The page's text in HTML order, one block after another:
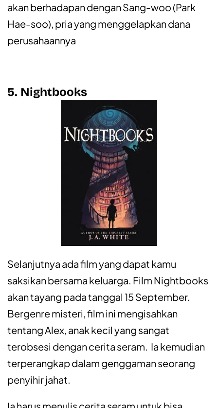
akan berhadapan dengan Sang-woo (Park
Hae-soo), pria yang menggelapkan dana
perusahaannya
5. Nightbooks
Selanjutnya ada film yang dapat kamu
saksikan bersama keluarga. Film Nightbooks
akan tayang pada tanggal 15 September.
Bergenre misteri, film ini mengisahkan
tentang Alex, anak kecil yang sangat
terobsesi dengan cerita seram. Ia kemudian
terperangkap dalam genggaman seorang
penyihir jahat.